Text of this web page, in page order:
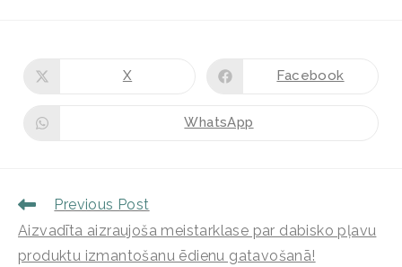
X Facebook
WhatsApp
Previous Post
Aizvadīta aizraujoša meistarklase par dabisko pļavu
produktu izmantošanu ēdienu gatavošanā!